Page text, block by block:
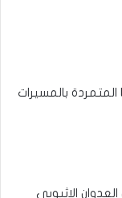
بالمسيرات
الاثيوبي